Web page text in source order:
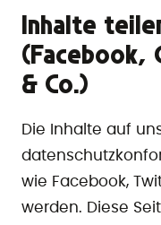
Inhalte
(Facebook,
& Co.)
Die Inhalte auf
wie Facebook,
werden. Diese